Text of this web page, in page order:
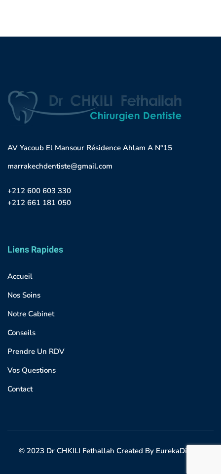
AV Yacoub El Mansour Résidence Ahlam A N°15
marrakechdentiste@gmail.com
+212 600 603 330
+212 661 181 050
Liens Rapides
Accueil
Nos Soins
Notre Cabinet
Conseils
Prendre Un RDV
Vos Questions
Contact
© 2023 Dr CHKILI Fethallah Created By EurekaDigital